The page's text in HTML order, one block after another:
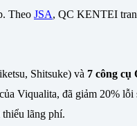
Theo JSA, QC KENTEI
Shitsuke) và 7 công cụ
Viqualita, đã giảm 20% lỗi
lãng phí.